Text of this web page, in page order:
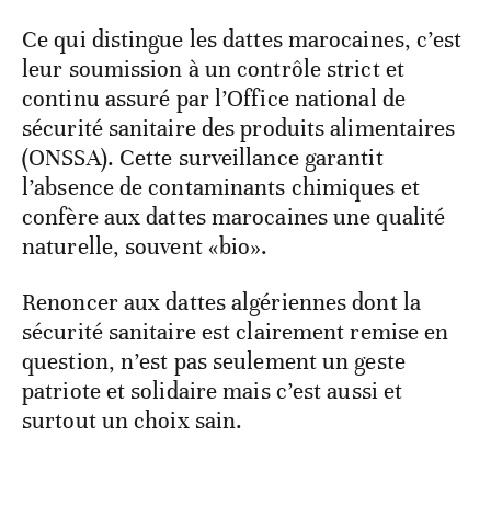
Ce qui distingue les dattes marocaines, c’est
leur soumission à un contrôle strict et
continu assuré par l’Office national de
sécurité sanitaire des produits alimentaires
(ONSSA). Cette surveillance garantit
l’absence de contaminants chimiques et
confère aux dattes marocaines une qualité
naturelle, souvent «bio».
Renoncer aux dattes algériennes dont la
sécurité sanitaire est clairement remise en
question, n’est pas seulement un geste
patriote et solidaire mais c’est aussi et
surtout un choix sain.